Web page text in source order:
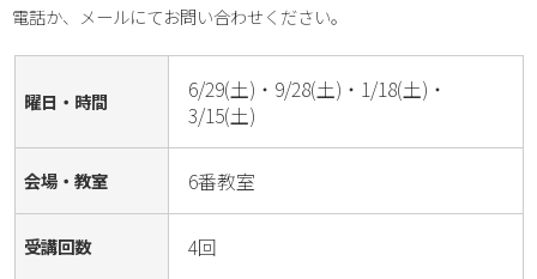
電話か、メールにてお問い合わせください。
曜日・時間
6/29(土)・9/28(土)・1/18(土)・
3/15(土)
会場・教室 6番教室
受講回数 4回